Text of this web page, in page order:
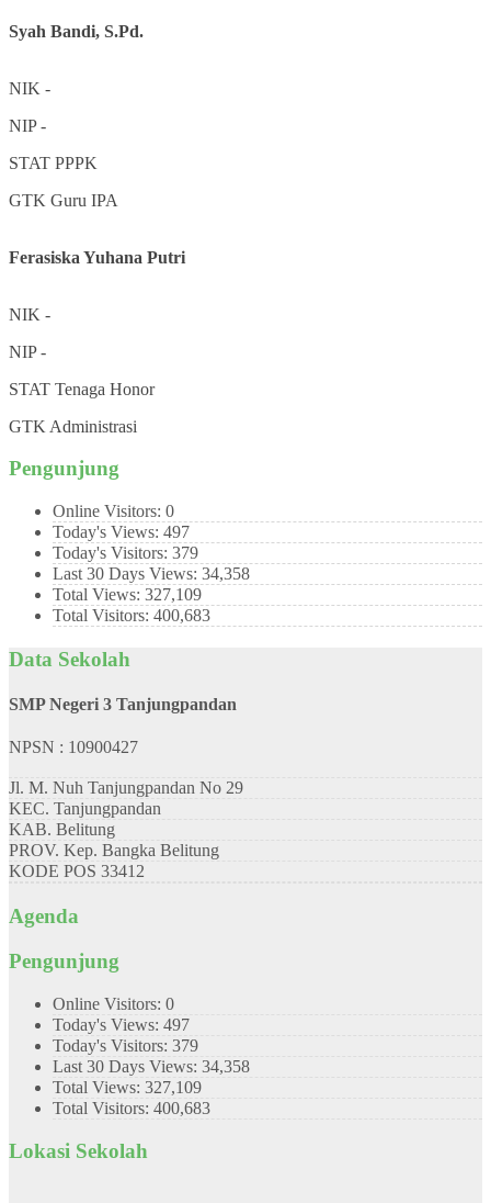
Syah Bandi, S.Pd.
NIK -
NIP-
STAT PPPK
GTK Guru IPA
Ferasiska Yuhana Putri
NIK -
NIP-
STAT Tenaga Honor
GTK Administrasi
Pengunjung
Online Visitors: 0
Today's Views: 497
Today's Visitors: 379
Last 30 Days Views: 34,358
Total Views: 327,109
Total Visitors: 400,683
Data Sekolah
SMP Negeri 3 Tanjungpandan
NPSN : 10900427
Jl. M. Nuh Tanjungpandan No 29
KEC. Tanjungpandan
KAB. Belitung
PROV. Kep. Bangka Belitung
KODE POS 33412
Agenda
Pengunjung
Online Visitors: 0
Today's Views: 497
Today's Visitors: 379
Last 30 Days Views: 34,358
Total Views: 327,109
Total Visitors: 400,683
Lokasi Sekolah